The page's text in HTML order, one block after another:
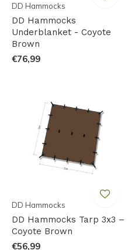
DD Hammocks
DD Hammocks
Underblanket - Coyote
Brown
€76,99
DD Hammocks
DD Hammocks Tarp 3x3 –
Coyote Brown
€56,99